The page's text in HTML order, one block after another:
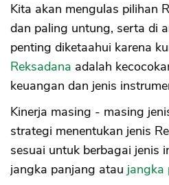
Assets Crypto
Exchange
Asuransi
Asuransi Jiwa
Asuransi Kesehatan
Asuransi Syariah
Kita akan mengulas pilihan
dan paling untung, serta di
penting diketaahui karena
Reksadana adalah
keuangan dan jenis
Kinerja masing - masing
strategi menentukan jenis
sesuai untuk berbagai jenis
jangka panjang atau jangka